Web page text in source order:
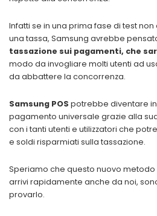
Infatti se in una prima fase di test
una tassa, Samsung avrebbe
tassazione sui pagamenti, che
modo da invogliare molti utenti ad
da abbattere la concorrenza.
Samsung POS potrebbe diventare
pagamento universale grazie alla
con i tanti utenti e utilizzatori che
e soldi risparmiati sulla tassazione.
Speriamo che questo nuovo
arrivi rapidamente anche da noi,
provarlo.